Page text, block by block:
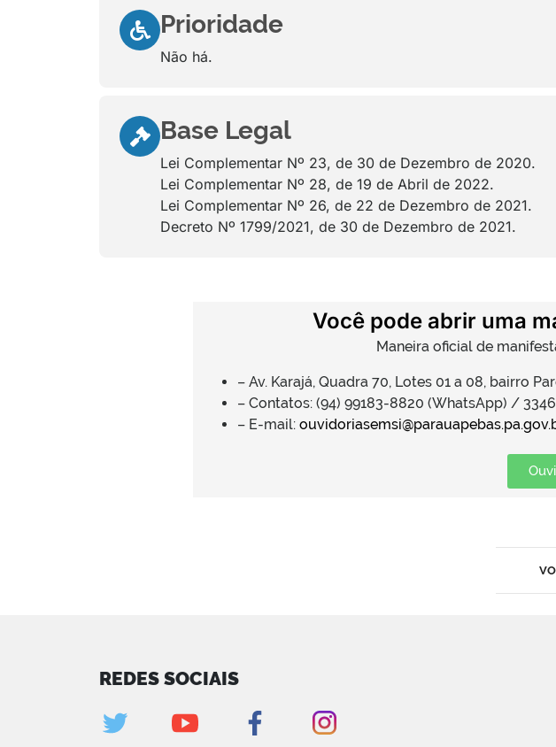
Prioridade
Não há.
Base Legal
Lei Complementar Nº 23, de 30 de Dezembro de 2020.
Lei Complementar Nº 28, de 19 de Abril de 2022.
Lei Complementar Nº 26, de 22 de Dezembro de 2021.
Decreto Nº 1799/2021, de 30 de Dezembro de 2021.
Você pode abrir uma
Maneira oficial de
– Av. Karajá, Quadra 70, Lotes 01 a 08, bairro
– Contatos: (94) 99183-8820 (WhatsApp) /
– E-mail:
REDES SOCIAIS